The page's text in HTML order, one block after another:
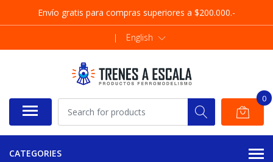
Envío gratis para compras superiores a $200.000.-
| English
0
CATEGORIES